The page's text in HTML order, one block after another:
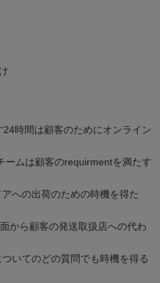
24時間は顧客のためにオンライン
ームは顧客のrequirmentを満たす
への出荷のための時機を得た
から顧客の発送取扱店への代わ
いてのどの質問でも時機を得る